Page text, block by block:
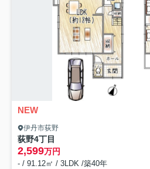
NEW
伊丹市荻野
荻野4丁目
2,599万円
- / 91.12㎡ / 3LDK /築40年